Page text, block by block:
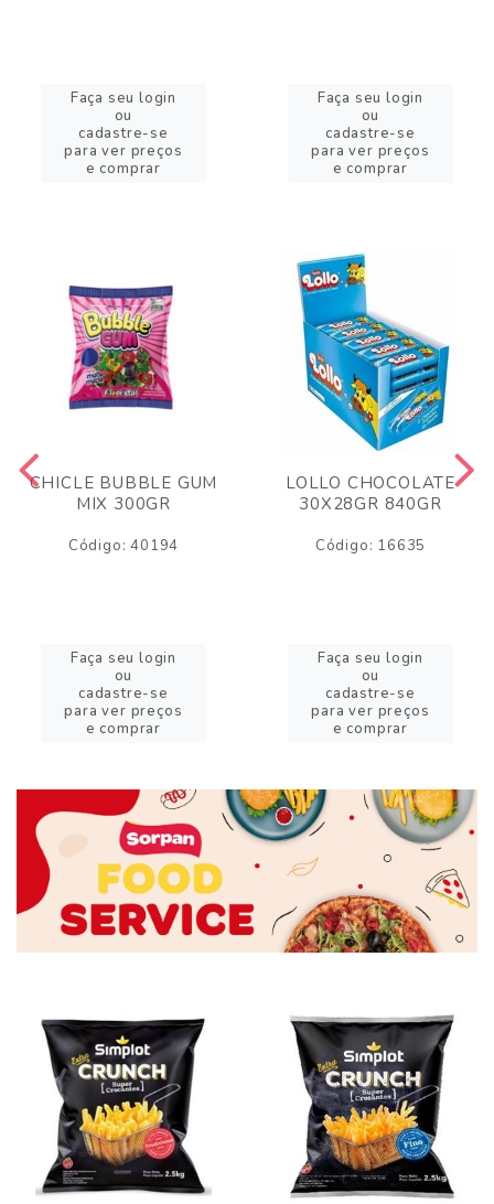
Faça seu login
ou
cadastre-se
para ver preços
e comprar
Faça seu login
ou
cadastre-se
para ver preços
e comprar
CHICLE BUBBLE GUM
MIX 300GR
Código: 40194
Faça seu login
ou
cadastre-se
para ver preços
e comprar
LOLLO CHOCOLATE
30X28GR 840GR
Código: 16635
Faça seu login
ou
cadastre-se
para ver preços
e comprar